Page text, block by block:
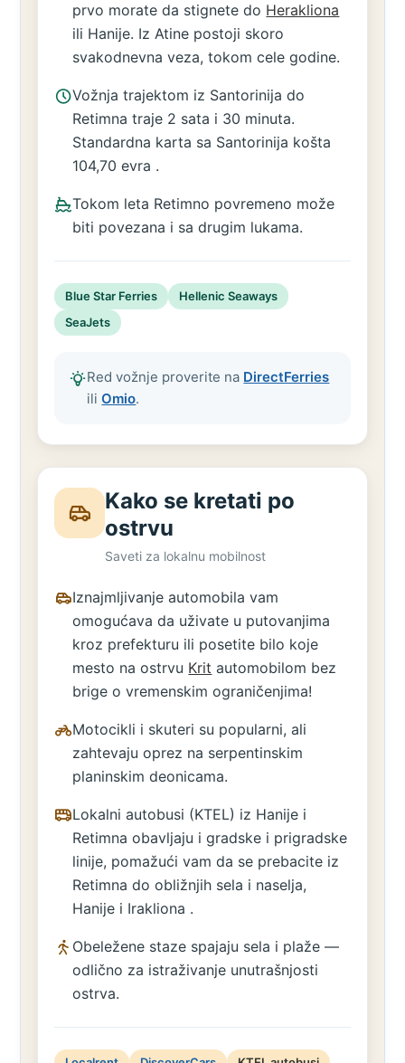
prvo morate da stignete do Herakliona
ili Hanije. Iz Atine postoji skoro
svakodnevna veza, tokom cele godine.
Vožnja trajektom iz Santorinija do
Retimna traje 2 sata i 30 minuta.
Standardna karta sa Santorinija košta
104,70 evra .
Tokom leta Retimno povremeno može
biti povezana i sa drugim lukama.
Blue Star Ferries
Hellenic Seaways
SeaJets
Red vožnje proverite na DirectFerries
iliOmio.
Kako se kretati po
ostrvu
Saveti za lokalnu mobilnost
Iznajmljivanje automobila vam
omogućava da uživate u putovanjima
kroz prefekturu ili posetite bilo koje
mesto na ostrvu Krit automobilom bez
brige o vremenskim ograničenjima!
Motocikli i skuteri su popularni, ali
zahtevaju oprez na serpentinskim
planinskim deonicama.
Lokalni autobusi (KTEL) iz Hanije i
Retimna obavljaju i gradske i prigradske
linije, pomažući vam da se prebacite iz
Retimna do obližnjih sela i naselja,
Hanije i Irakliona .
Obeležene staze spajaju sela i plaže —
odlično za istraživanje unutrašnjosti
ostrva.